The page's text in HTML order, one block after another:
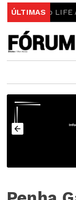
ÚLTIMAS
Alnus Taejo